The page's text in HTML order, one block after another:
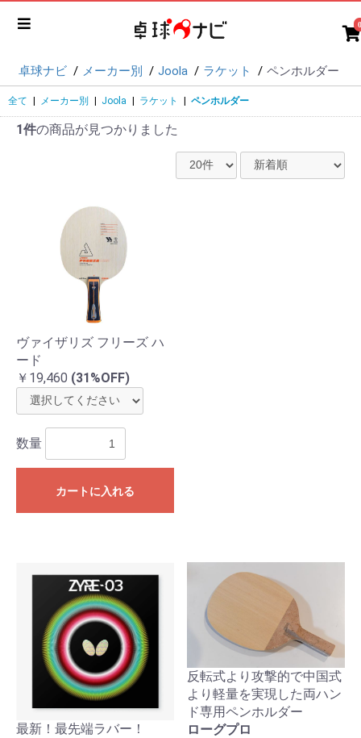
0
卓球ナビ メーカー別 Joola ラケット ペンホルダー
全て メーカー別 Joola ラケット ペンホルダー
1件の商品が見つかりました
ヴァイザリズ フリーズ ハ
ード
￥19,460 (31%OFF)
数量
カートに入れる
最新！最先端ラバー！
反転式より攻撃的で中国式
より軽量を実現した両ハン
ド専用ペンホルダー
ローグプロ